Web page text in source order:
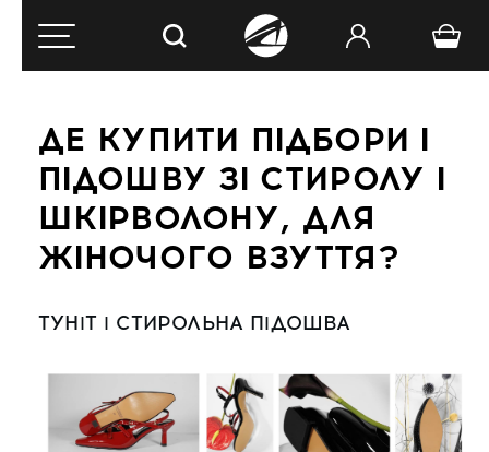
ДЕ КУПИТИ ПІДБОРИ І
ПІДОШВУ ЗІ СТИРОЛУ І
ШКІРВОЛОНУ, ДЛЯ
ЖІНОЧОГО ВЗУТТЯ?
ТУНІТ І СТИРОЛЬНА ПІДОШВА